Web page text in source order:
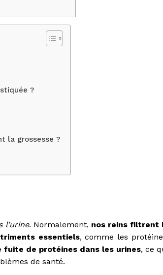
?
la grossesse ?
l’urine. Normalement, nos reins filtrent
essentiels, comme les
fuite de protéines dans les urines, ce
de santé.